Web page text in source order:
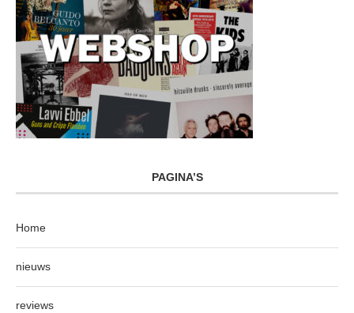
PAGINA’S
Home
nieuws
reviews